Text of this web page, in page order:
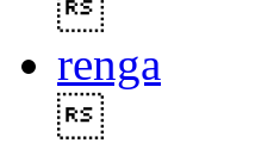
renga